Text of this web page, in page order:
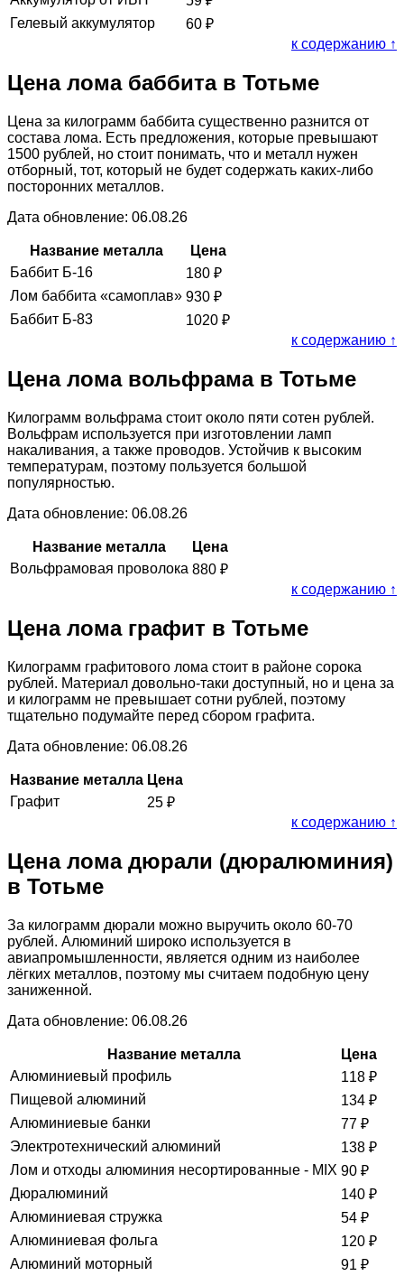
Гелевый аккумулятор
60 ₽
к содержанию ↑
Цена лома баббита в Тотьме
Цена за килограмм баббита существенно разнится от
состава лома. Есть предложения, которые превышают
1500 рублей, но стоит понимать, что и металл нужен
отборный, тот, который не будет содержать каких-либо
посторонних металлов.
Дата обновление: 06.08.26
Название металла
Цена
Баббит Б-16
180 ₽
Лом баббита «самоплав» 930 ₽
Баббит Б-83
1020 ₽
к содержанию ↑
Цена лома вольфрама в Тотьме
Килограмм вольфрама стоит около пяти сотен рублей.
Вольфрам используется при изготовлении ламп
накаливания, а также проводов. Устойчив к высоким
температурам, поэтому пользуется большой
популярностью.
Дата обновление: 06.08.26
Название металла
Цена
Вольфрамовая проволока 880 ₽
к содержанию ↑
Цена лома графит в Тотьме
Килограмм графитового лома стоит в районе сорока
рублей. Материал довольно-таки доступный, но и цена за
и килограмм не превышает сотни рублей, поэтому
тщательно подумайте перед сбором графита.
Дата обновление: 06.08.26
Название металла Цена
Графит
25 ₽
к содержанию ↑
Цена лома дюрали (дюралюминия)
в Тотьме
За килограмм дюрали можно выручить около 60-70
рублей. Алюминий широко используется в
авиапромышленности, является одним из наиболее
лёгких металлов, поэтому мы считаем подобную цену
заниженной.
Дата обновление: 06.08.26
Название металла
Цена
Алюминиевый профиль
118 ₽
Пищевой алюминий
134 ₽
Алюминиевые банки
77 ₽
Электротехнический алюминий
138 ₽
Лом и отходы алюминия несортированные - MIX 90 ₽
Дюралюминий
140 ₽
Алюминиевая стружка
54 ₽
Алюминиевая фольга
120 ₽
Алюминий моторный
91 ₽